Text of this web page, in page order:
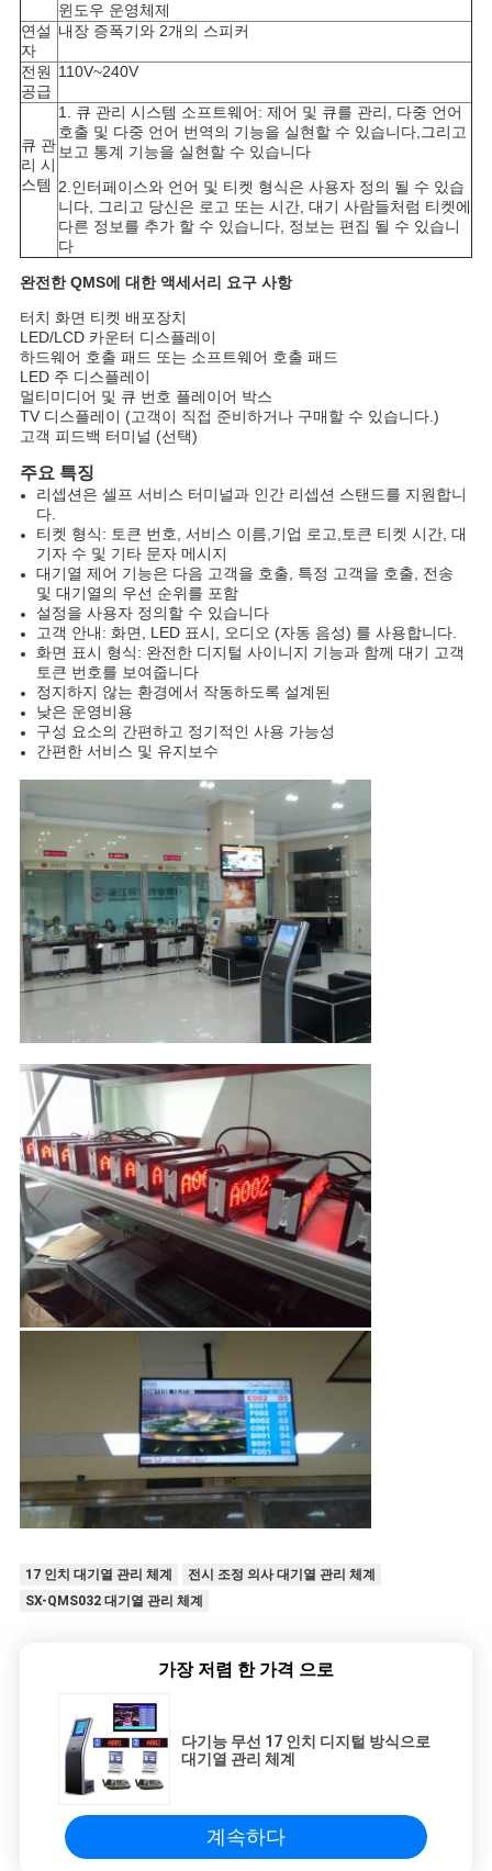
윈도우 운영체제
연설
자
내장 증폭기와 2개의 스피커
전원
공급
110V~240V
큐 관
리 시
스템
1. 큐 관리 시스템 소프트웨어: 제어 및 큐를 관리, 다중 언어
호출 및 다중 언어 번역의 기능을 실현할 수 있습니다,그리고
보고 통계 기능을 실현할 수 있습니다
2.인터페이스와 언어 및 티켓 형식은 사용자 정의 될 수 있습
니다, 그리고 당신은 로고 또는 시간, 대기 사람들처럼 티켓에
다른 정보를 추가 할 수 있습니다, 정보는 편집 될 수 있습니
다
완전한 QMS에 대한 액세서리 요구 사항
터치 화면 티켓 배포장치
LED/LCD 카운터 디스플레이
하드웨어 호출 패드 또는 소프트웨어 호출 패드
LED 주 디스플레이
멀티미디어 및 큐 번호 플레이어 박스
TV 디스플레이 (고객이 직접 준비하거나 구매할 수 있습니다.)
고객 피드백 터미널 (선택)
주요 특징
리셉션은 셀프 서비스 터미널과 인간 리셉션 스탠드를 지원합니
다.
티켓 형식: 토큰 번호, 서비스 이름,기업 로고,토큰 티켓 시간, 대
기자 수 및 기타 문자 메시지
대기열 제어 기능은 다음 고객을 호출, 특정 고객을 호출, 전송
및 대기열의 우선 순위를 포함
설정을 사용자 정의할 수 있습니다
고객 안내: 화면, LED 표시, 오디오 (자동 음성) 를 사용합니다.
화면 표시 형식: 완전한 디지털 사이니지 기능과 함께 대기 고객
토큰 번호를 보여줍니다
정지하지 않는 환경에서 작동하도록 설계된
낮은 운영비용
구성 요소의 간편하고 정기적인 사용 가능성
간편한 서비스 및 유지보수
17 인치 대기열 관리 체계
전시 조정 의사 대기열 관리 체계
SX-QMS032 대기열 관리 체계
가장 저렴 한 가격 으로
다기능 무선 17 인치 디지털 방식으로
대기열 관리 체계
계속하다